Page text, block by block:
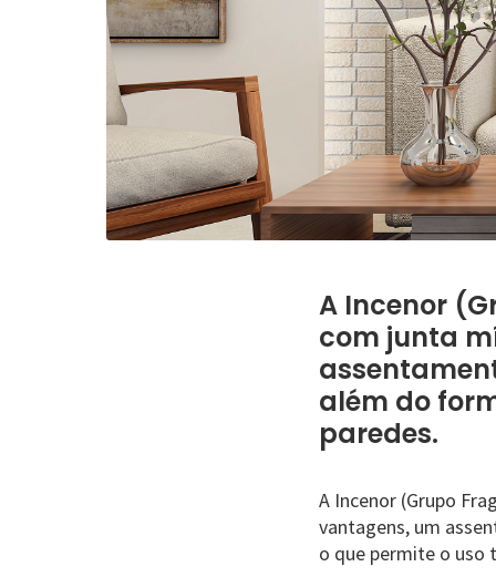
A Incenor
com junta
além do
paredes.
A Incenor (Grupo
vantagens, um
o que permite o uso